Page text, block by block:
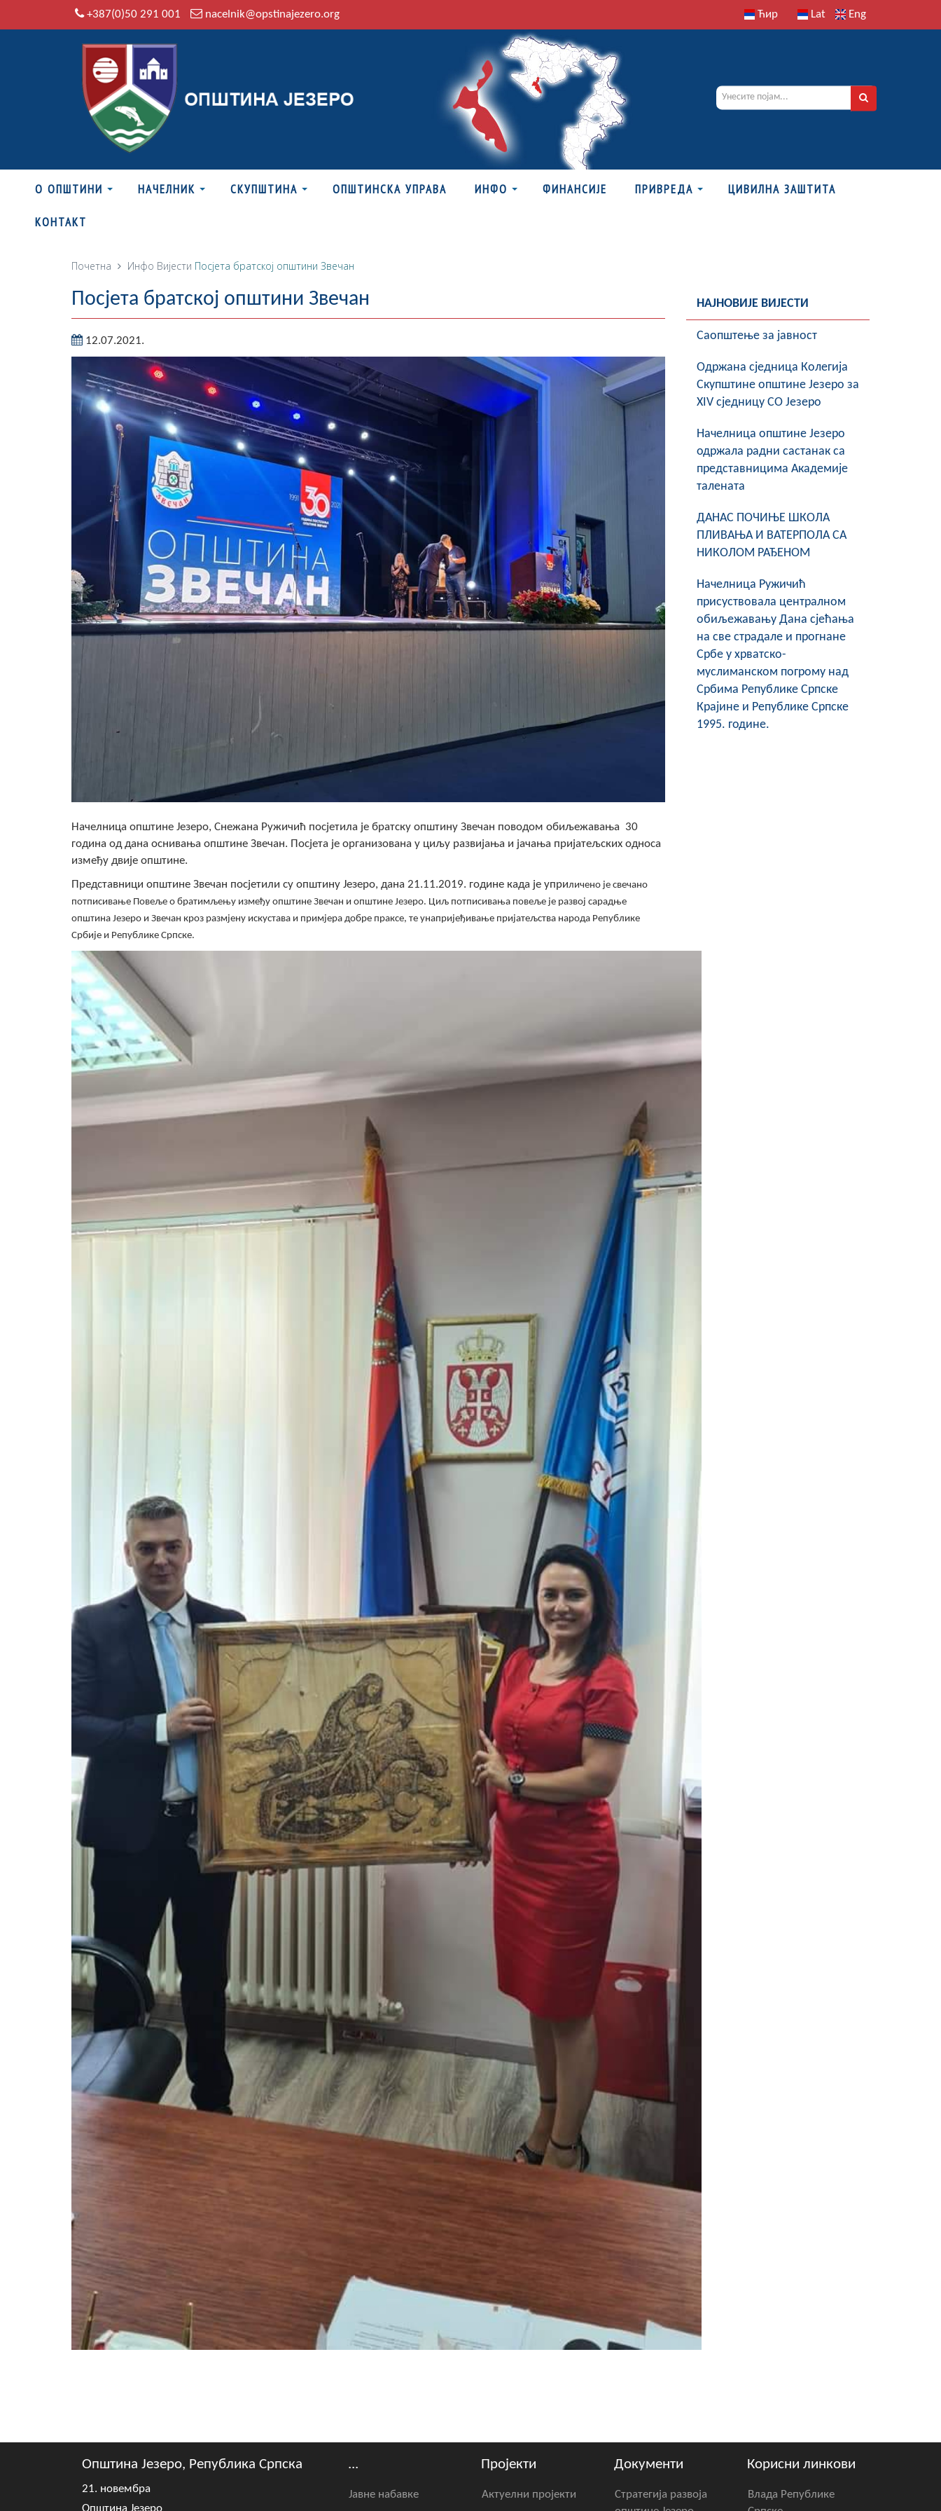
+387(0)50 291 001 nacelnik@opstinajezero.org Ћир Lat Eng
О ОПШТИНИ НАЧЕЛНИК СКУПШТИНА ОПШТИНСКА УПРАВА ИНФО ФИНАНСИЈЕ ПРИВРЕДА ЦИВИЛНА ЗАШТИТА
КОНТАКТ
Почетна Инфо Вијести Посјета братској општини Звечан
Посјета братској општини Звечан
12.07.2021.
Начелница општине Језеро, Снежана Ружичић посјетила је братску општину Звечан поводом обиљежавања 30
година од дана оснивања општине Звечан. Посјета је организована у циљу развијања и јачања пријатељских односа
између двије општине.
Представници општине Звечан посјетили су општину Језеро, дана 21.11.2019. године када је уприличено је свечано
потписивање Повеље о братимљењу између општине Звечан и општине Језеро. Циљ потписивања повеље је развој сарадње
општина Језеро и Звечан кроз размјену искустава и примјера добре праксе, те унапријеђивање пријатељства народа Републике
Србије и Републике Српске.
НАЈНОВИЈЕ ВИЈЕСТИ
Саопштење за јавност
Oдржана сједница Колегија
Скупштине општине Језеро за
XIV сједницу СО Језеро
Начелница општине Језеро
одржала радни састанак са
представницима Академије
талената
ДАНАС ПОЧИЊЕ ШКОЛА
ПЛИВАЊА И ВАТЕРПОЛА СА
НИКОЛОМ РАЂЕНОМ
Начелница Ружичић
присуствовала централном
обиљежавању Дана сјећања
на све страдале и прогнане
Србе у хрватско-
муслиманском погрому над
Србима Републике Српске
Крајине и Републике Српске
1995. године.
Општина Језеро, Република Српска
21. новембра
Општина Језеро
...
Јавне набавке
Пројекти
Актуелни пројекти
Документи
Стратегија развоја
Корисни линкови
Влада Републике